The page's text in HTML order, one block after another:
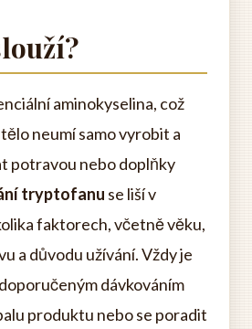
aminokyselina, což
tělo neumí samo vyrobit a
potravou nebo doplňky
tryptofanu se liší v
faktorech, včetně věku,
a důvodu užívání. Vždy je
dávkováním
produktu nebo se poradit